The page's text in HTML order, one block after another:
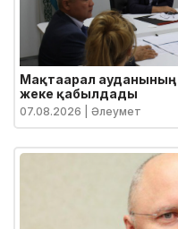
Мақтаарал ауданының
жеке қабылдады
07.08.2026 | Әлеумет